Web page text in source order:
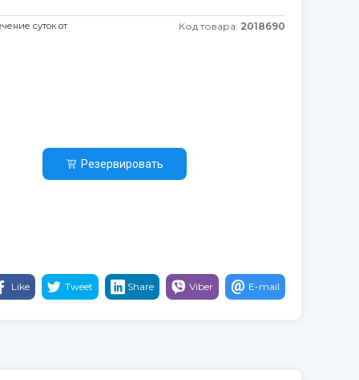
суток от
Код товара: 2018690
Резервировать
Like Tweet Share Viber E-mail